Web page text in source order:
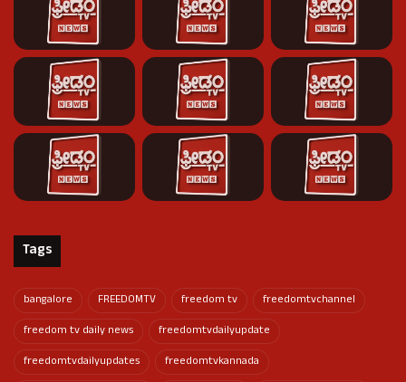
Tags
bangalore FREEDOMTV freedom tv
freedomtvchannel
freedom tv daily news
freedomtvdailyupdate
freedomtvdailyupdates
freedomtvkannada